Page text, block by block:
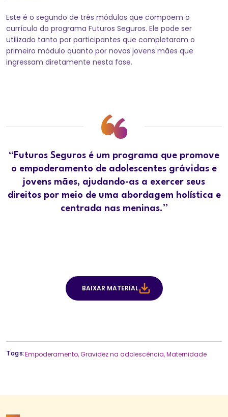
Este é o segundo de três módulos que compõem o
currículo do programa Futuros Seguros. Ele pode ser
utilizado tanto por participantes que completaram o
primeiro módulo quanto por novas jovens mães que
ingressam diretamente nesta fase.
“Futuros Seguros é um programa que promove
o empoderamento de adolescentes grávidas e
jovens mães, ajudando-as a exercer seus
direitos por meio de uma abordagem holística e
centrada nas meninas.”
BAIXAR MATERIAL
Tags:Empoderamento,Gravidez na adolescência,Maternidade